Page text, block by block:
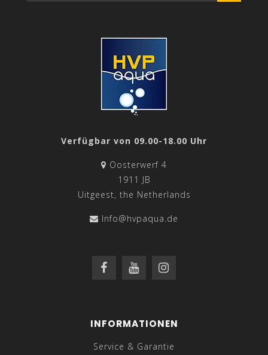
Verfügbar von 09.00-18.00 Uhr
Oosterwerf 4
1911 JB
Uitgeest, the Netherlands
Info@hvpaqua.de
INFORMATIONEN
Service & Garantie